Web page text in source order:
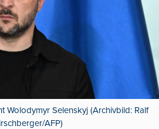
Wolodymyr Selenskyj (Archivbild: Ralf
AFP)